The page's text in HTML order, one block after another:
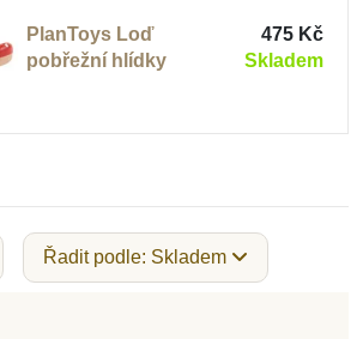
PlanToys Loď
pobřežní hlídky
475 Kč
Skladem
Řadit podle: Skladem